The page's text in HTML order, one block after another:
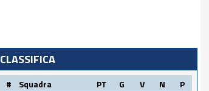
CLASSIFICA
# Squadra PT G V N P